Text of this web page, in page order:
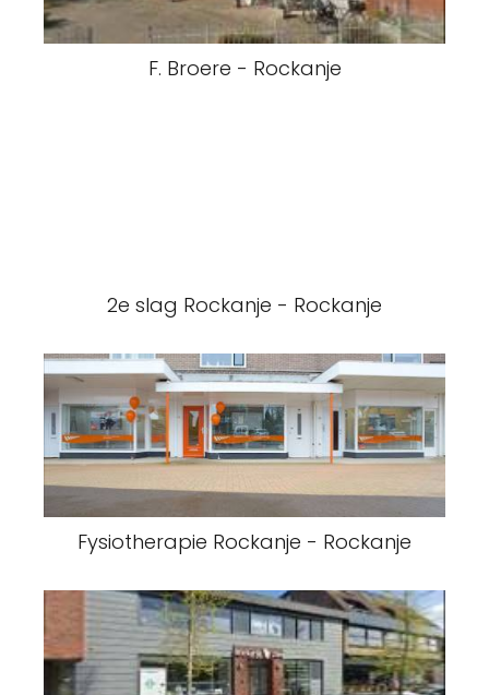
F. Broere - Rockanje
2e slag Rockanje - Rockanje
Fysiotherapie Rockanje - Rockanje